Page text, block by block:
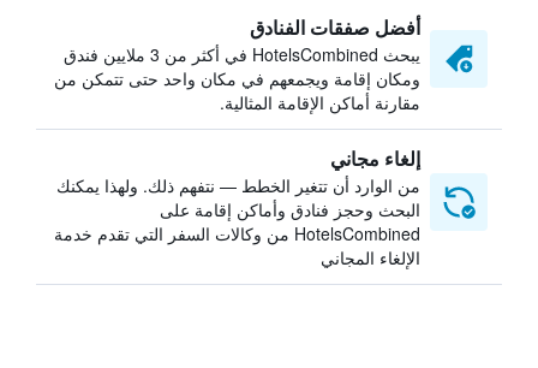
أفضل صفقات الفنادق
يبحث HotelsCombined في أكثر من 3 ملايين فندق
ومكان إقامة ويجمعهم في مكان واحد حتى تتمكن من
مقارنة أماكن الإقامة المثالية.
إلغاء مجاني
من الوارد أن تتغير الخطط — نتفهم ذلك. ولهذا يمكنك
البحث وحجز فنادق وأماكن إقامة على
HotelsCombined من وكالات السفر التي تقدم خدمة
الإلغاء المجاني